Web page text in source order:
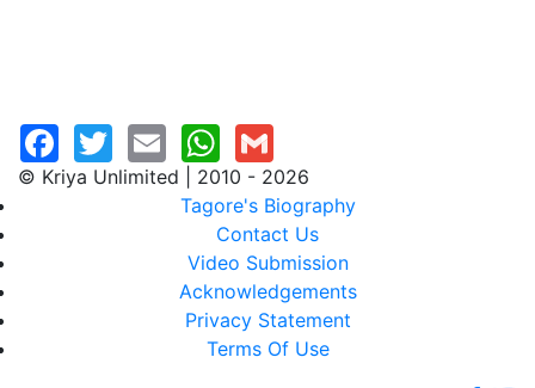
© Kriya Unlimited | 2010 - 2026
Tagore's Biography
Contact Us
Video Submission
Acknowledgements
Privacy Statement
Terms Of Use